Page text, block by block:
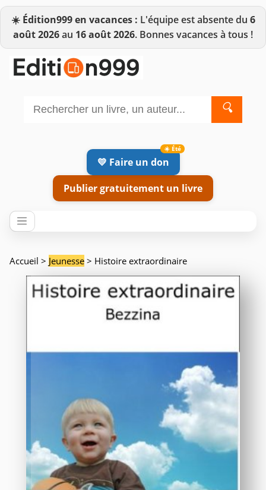
☀️ Édition999 en vacances : L'équipe est absente du 6
août 2026au 16 août 2026. Bonnes vacances à tous !
🔍
💛 Faire un don
Publier gratuitement un livre
Accueil > Jeunesse > Histoire extraordinaire